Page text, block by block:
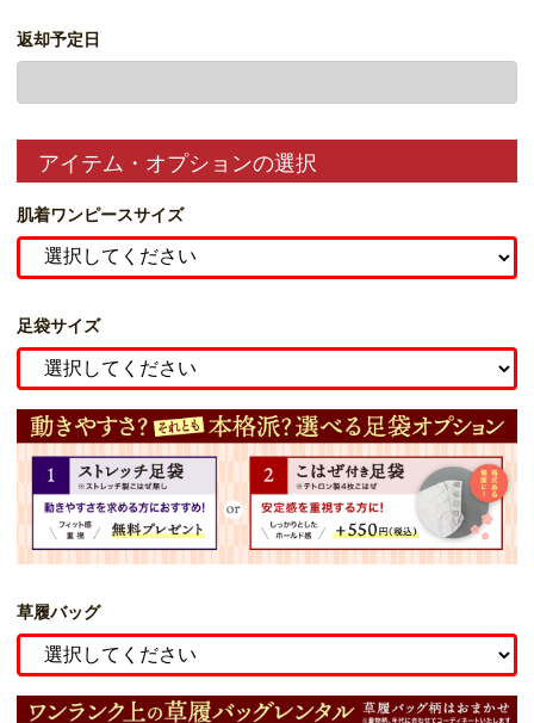
返却予定日
アイテム・オプションの選択
肌着ワンピースサイズ
足袋サイズ
草履バッグ